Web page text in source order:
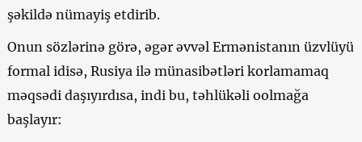
şəkildə nümayiş etdirib.
Onun sözlərinə görə, əgər əvvəl Ermənistanın üzvlüyü
formal idisə, Rusiya ilə münasibətləri korlamamaq
məqsədi daşıyırdısa, indi bu, təhlükəli oolmağa
başlayır: